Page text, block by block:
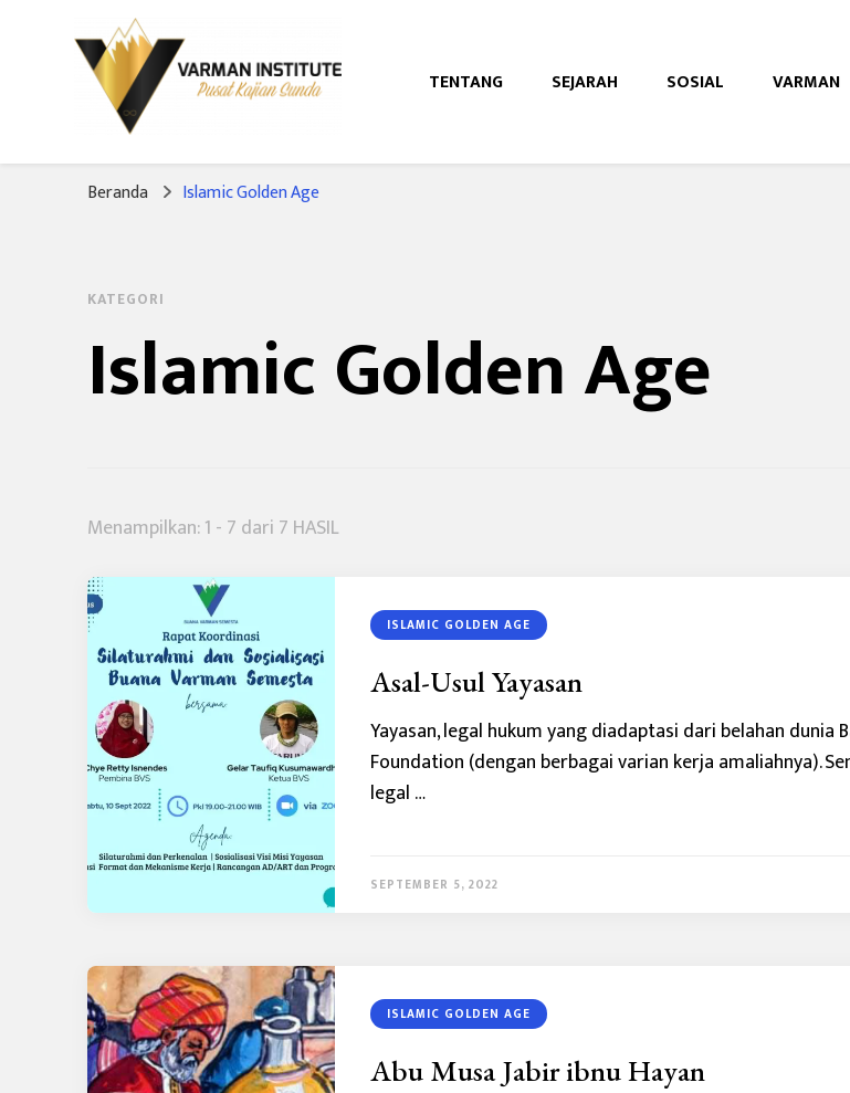
Varman Institute
Pusat Kajian Sunda
TENTANG SEJARAH SOSIAL VARMAN
Beranda Islamic Golden Age
KATEGORI
Islamic Golden Age
Menampilkan: 1 - 7 dari 7 HASIL
ISLAMIC GOLDEN AGE
Asal-Usul Yayasan
Yayasan, legal hukum yang diadaptasi dari belahan
Foundation (dengan berbagai varian kerja amaliahnya).
legal …
SEPTEMBER 5, 2022
ISLAMIC GOLDEN AGE
Abu Musa Jabir ibnu Hayan